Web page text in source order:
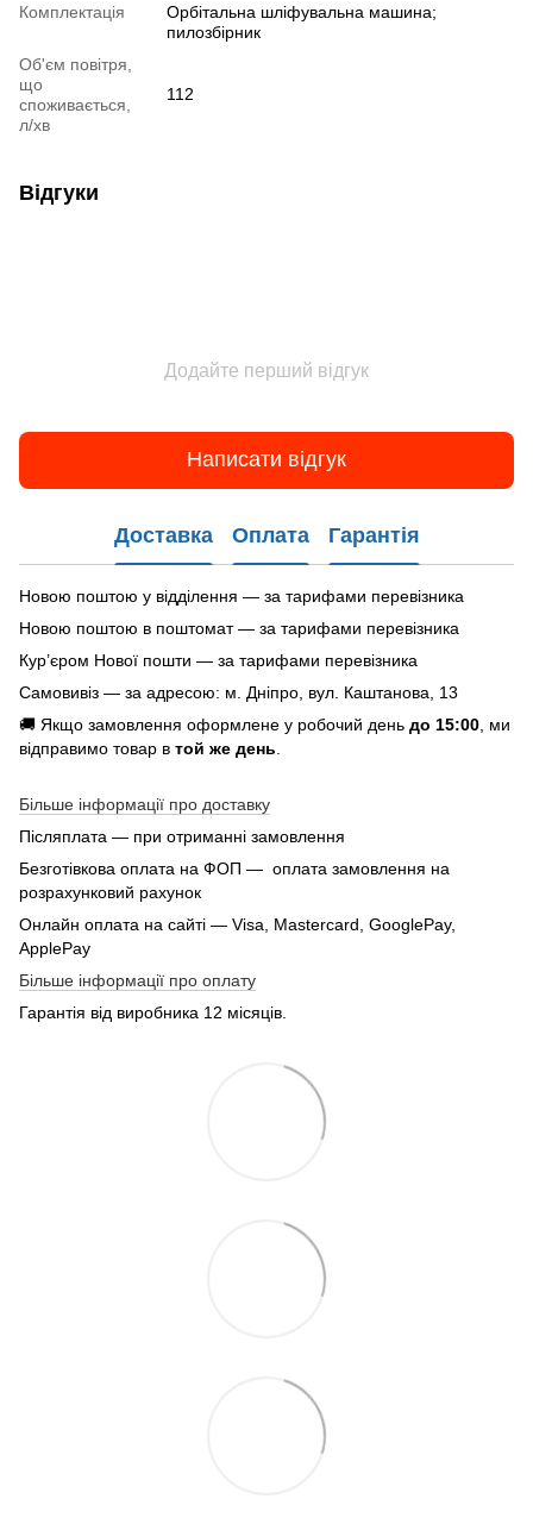
Комплектація
Орбітальна шліфувальна машина;
пилозбірник
Об'єм повітря,
що
споживається,
л/хв
112
Відгуки
Додайте перший відгук
Написати відгук
Доставка Оплата Гарантія
Новою поштою у відділення — за тарифами перевізника
Новою поштою в поштомат — за тарифами перевізника
Кур’єром Нової пошти — за тарифами перевізника
Самовивіз — за адресою: м. Дніпро, вул. Каштанова, 13
🚚 Якщо замовлення оформлене у робочий день до 15:00 , ми
відправимо товар в той же день
Більше інформації про доставку
Післяплата — при отриманні замовлення
Безготівкова оплата на ФОП — оплата замовлення на
розрахунковий рахунок
Онлайн оплата на сайті — Visa, Mastercard, GooglePay,
ApplePay
Більше інформації про оплату
Гарантія від виробника 12 місяців.